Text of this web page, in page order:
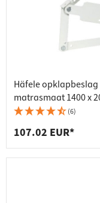
Häfele
matrasmaat 1400 x
(6)
107.02 EUR*